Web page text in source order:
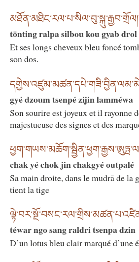
མཐོན་མཐིང་རལ་པ་སིལ་བུ་སྐུ་རྒྱབ་གྲོལ།
tönting ralpa silbou kou gyab drol
Et ses longs cheveux bleu foncé
son dos.
gyé dzoum tsenpé zijin lamméwa
Son sourire est joyeux et il rayonne
majestueuse des signes et des
chak yé chok jin chakgyé outpalé
Sa main droite, dans le mudrā de la
tient la tige
téwar ngo sang raldri tsenpa dzin
D’un lotus bleu clair marqué d’une